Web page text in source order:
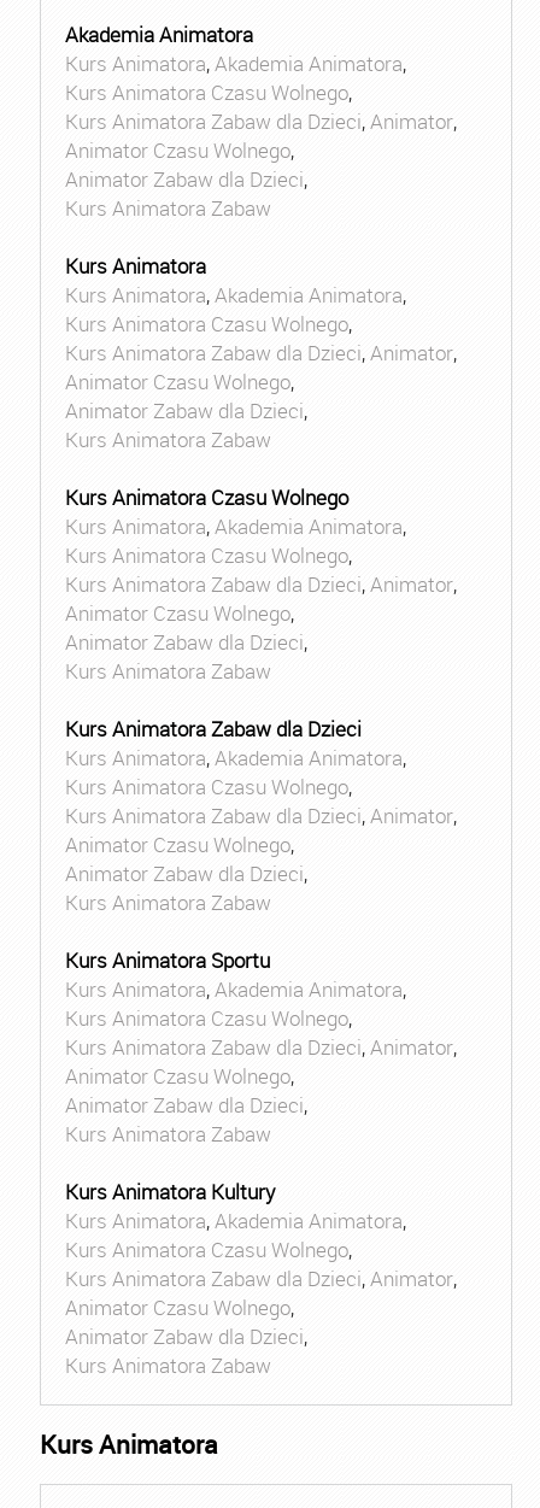
Akademia Animatora
Kurs Animatora,Akademia Animatora,
Kurs Animatora Czasu Wolnego,
Kurs Animatora Zabaw dla Dzieci,Animator,
Animator Czasu Wolnego,
Animator Zabaw dla Dzieci,
Kurs Animatora Zabaw
Kurs Animatora
Kurs Animatora,Akademia Animatora,
Kurs Animatora Czasu Wolnego,
Kurs Animatora Zabaw dla Dzieci,Animator,
Animator Czasu Wolnego,
Animator Zabaw dla Dzieci,
Kurs Animatora Zabaw
Kurs Animatora Czasu Wolnego
Kurs Animatora,Akademia Animatora,
Kurs Animatora Czasu Wolnego,
Kurs Animatora Zabaw dla Dzieci,Animator,
Animator Czasu Wolnego,
Animator Zabaw dla Dzieci,
Kurs Animatora Zabaw
Kurs Animatora Zabaw dla Dzieci
Kurs Animatora,Akademia Animatora,
Kurs Animatora Czasu Wolnego,
Kurs Animatora Zabaw dla Dzieci,Animator,
Animator Czasu Wolnego,
Animator Zabaw dla Dzieci,
Kurs Animatora Zabaw
Kurs Animatora Sportu
Kurs Animatora,Akademia Animatora,
Kurs Animatora Czasu Wolnego,
Kurs Animatora Zabaw dla Dzieci,Animator,
Animator Czasu Wolnego,
Animator Zabaw dla Dzieci,
Kurs Animatora Zabaw
Kurs Animatora Kultury
Kurs Animatora,Akademia Animatora,
Kurs Animatora Czasu Wolnego,
Kurs Animatora Zabaw dla Dzieci,Animator,
Animator Czasu Wolnego,
Animator Zabaw dla Dzieci,
Kurs Animatora Zabaw
Kurs Animatora